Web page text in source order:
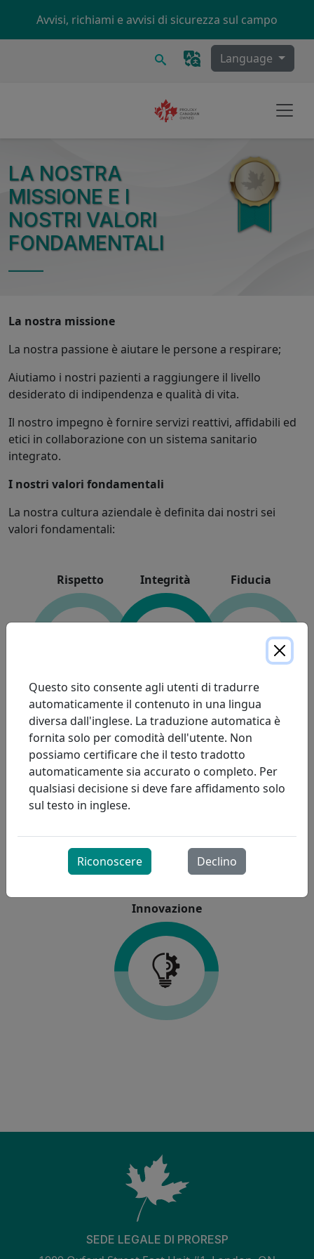
Avvisi, richiami e avvisi di sicurezza sul campo
Ricerca Language
LA NOSTRA
MISSIONE E I
NOSTRI VALORI
FONDAMENTALI
La nostra missione
La nostra passione è aiutare le persone a respirare;
Aiutiamo i nostri pazienti a raggiungere il livello
desiderato di indipendenza e qualità di vita.
Il nostro impegno è fornire servizi reattivi, affidabili ed
etici in collaborazione con un sistema sanitario
integrato.
I nostri valori fondamentali
La nostra cultura aziendale è definita dai nostri sei
valori fondamentali:
Rispetto Integrità Fiducia
Dovere
Il paziente
prima di
tutto
Innovazione
SEDE LEGALE DI PRORESP
Questo sito consente agli utenti di tradurre
automaticamente il contenuto in una lingua
diversa dall'inglese. La traduzione automatica è
fornita solo per comodità dell'utente. Non
possiamo certificare che il testo tradotto
automaticamente sia accurato o completo. Per
qualsiasi decisione si deve fare affidamento solo
sul testo in inglese.
Riconoscere Declino